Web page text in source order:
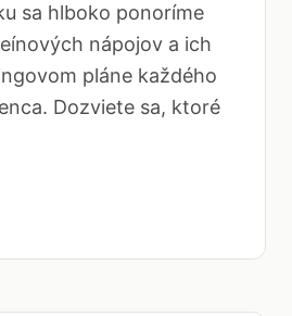
sa hlboko ponoríme
nápojov a ich
pláne každého
Dozviete sa, ktoré